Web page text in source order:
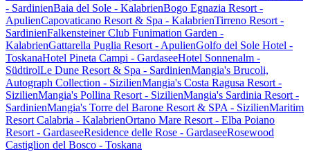
- SardinienBaia del Sole - KalabrienBogo Egnazia Resort -
ApulienCapovaticano Resort & Spa - KalabrienTirreno Resort -
SardinienFalkensteiner Club Funimation Garden -
KalabrienGattarella Puglia Resort - ApulienGolfo del Sole Hotel -
ToskanaHotel Pineta Campi - GardaseeHotel Sonnenalm -
SüdtirolLe Dune Resort & Spa - SardinienMangia's Brucoli,
Autograph Collection - SizilienMangia's Costa Ragusa Resort -
SizilienMangia's Pollina Resort - SizilienMangia's Sardinia Resort -
SardinienMangia's Torre del Barone Resort & SPA - SizilienMaritim
Resort Calabria - KalabrienOrtano Mare Resort - Elba Poiano
Resort - GardaseeResidence delle Rose - GardaseeRosewood
Castiglion del Bosco - Toskana